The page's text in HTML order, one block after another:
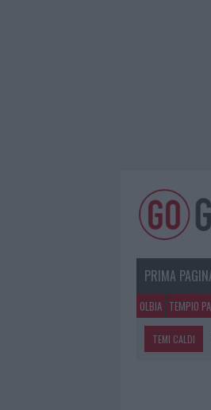
PRIMA
OLBIA TEMPIO
TEMI CALDI